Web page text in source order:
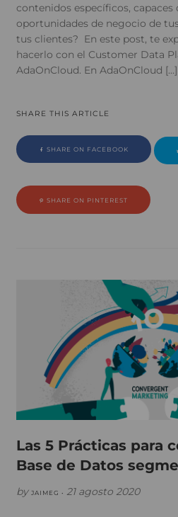
contenidos específicos, capaces
oportunidades de negocio de
tus clientes? En este post, te
hacerlo con el Customer Data
AdaOnCloud. En AdaOnCloud […]
SHARE THIS ARTICLE
SHARE ON FACEBOOK
SHARE ON PINTEREST
Las 5 Prácticas para
Base de Datos
by JAIMEG • 21 agosto 2020